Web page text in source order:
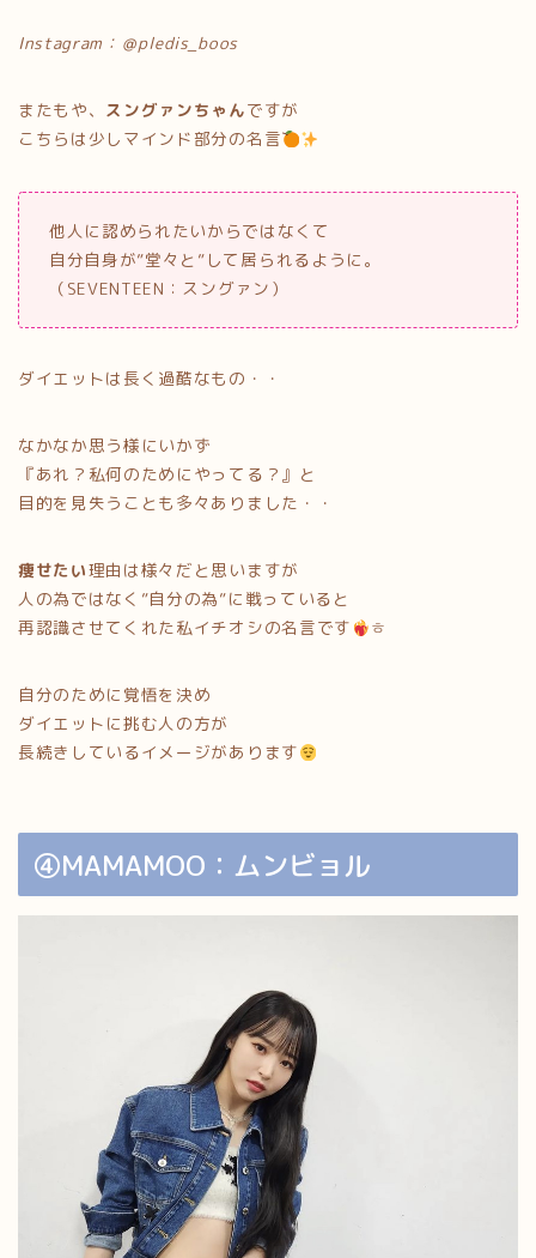
Instagram：＠pledis_boos
またもや、 スングァンちゃんですが
こちらは少しマインド部分の名言
他人に認められたいからではなくて
自分自身が”堂々と”して居られるように。
（SEVENTEEN：スングァン）
ダイエットは長く過酷なもの・・
なかなか思う様にいかず
『あれ？私何のためにやってる？』と
目的を見失うことも多々ありました・・
痩せたい理由は様々だと思いますが
人の為ではなく”自分の為”に戦っていると
再認識させてくれた私イチオシの名言です
ㅎ
自分のために覚悟を決め
ダイエットに挑む人の方が
長続きしているイメージがあります
④MAMAMOO：ムンビョル